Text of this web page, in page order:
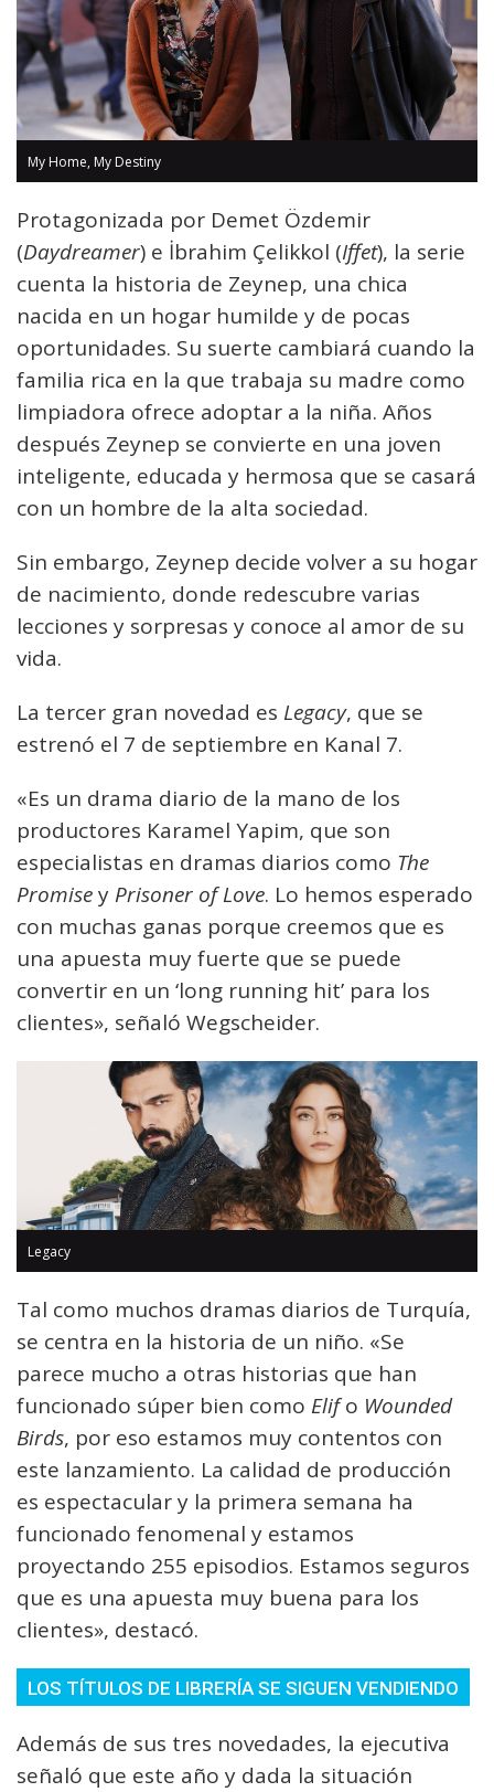
My Home, My Destiny
Protagonizada por Demet Özdemir
(Daydreamer) e İbrahim Çelikkol (Iffet), la serie
cuenta la historia de Zeynep, una chica
nacida en un hogar humilde y de pocas
oportunidades. Su suerte cambiará cuando la
familia rica en la que trabaja su madre como
limpiadora ofrece adoptar a la niña. Años
después Zeynep se convierte en una joven
inteligente, educada y hermosa que se casará
con un hombre de la alta sociedad.
Sin embargo, Zeynep decide volver a su hogar
de nacimiento, donde redescubre varias
lecciones y sorpresas y conoce al amor de su
vida.
La tercer gran novedad es Legacy, que se
estrenó el 7 de septiembre en Kanal 7.
«Es un drama diario de la mano de los
productores Karamel Yapim, que son
especialistas en dramas diarios como The
Promisey Prisoner of Love. Lo hemos esperado
con muchas ganas porque creemos que es
una apuesta muy fuerte que se puede
convertir en un ‘long running hit’ para los
clientes», señaló Wegscheider.
Legacy
Tal como muchos dramas diarios de Turquía,
se centra en la historia de un niño. «Se
parece mucho a otras historias que han
funcionado súper bien como Elifo Wounded
Birds, por eso estamos muy contentos con
este lanzamiento. La calidad de producción
es espectacular y la primera semana ha
funcionado fenomenal y estamos
proyectando 255 episodios. Estamos seguros
que es una apuesta muy buena para los
clientes», destacó.
LOS TÍTULOS DE LIBRERÍA SE SIGUEN VENDIENDO
Además de sus tres novedades, la ejecutiva
señaló que este año y dada la situación